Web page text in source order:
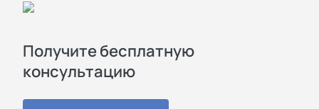
Получите бесплатную
консультацию